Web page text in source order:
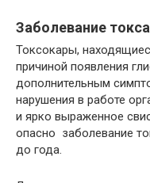
Заболевание
Токсокары,
причиной появления
дополнительным
нарушения в работе
и ярко выраженное
опасно заболевание
до года.